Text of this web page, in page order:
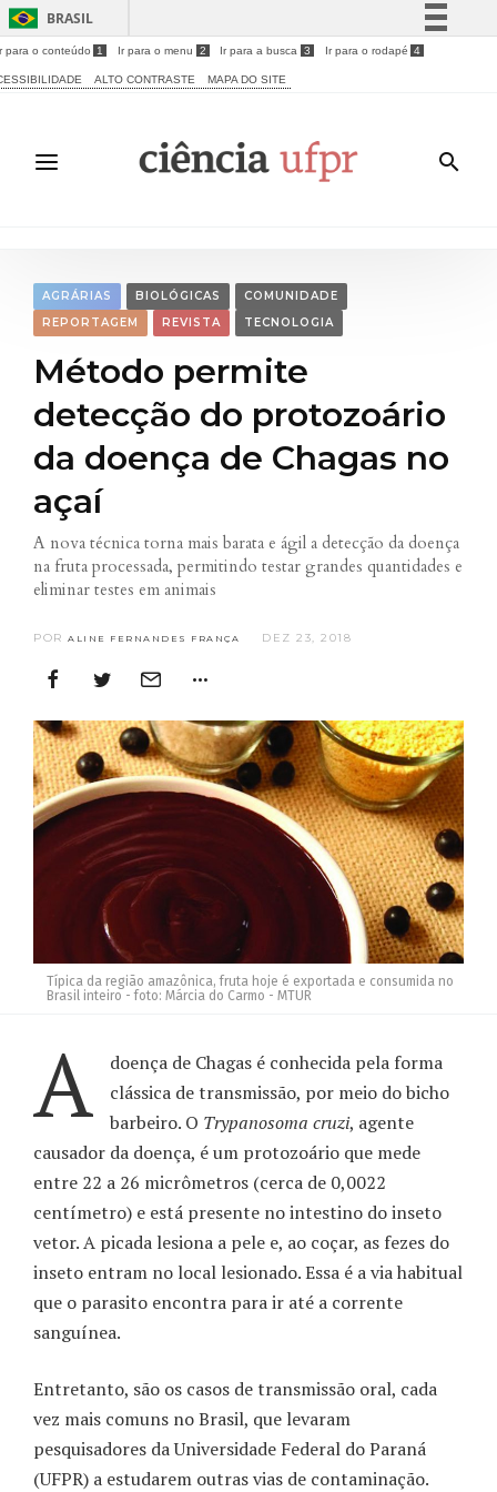
BRASIL
Simplifique!
Acesso à informação
Legislação
para o conteúdo 1 Ir para o menu 2 Ir para a busca 3 Ir para o rodapé 4
ALTO CONTRASTE MAPA DO SITE
AGRÁRIAS BIOLÓGICAS
COMUNIDADE
REPORTAGEM
REVISTA TECNOLOGIA
Método permite
detecção do protozoário
da doença de Chagas no
açaí
A nova técnica torna mais barata e ágil a detecção da doença
na fruta processada, permitindo testar grandes quantidades e
eliminar testes em animais
POR ALINE FERNANDES FRANÇA DEZ 23, 2018
Típica da região amazônica, fruta hoje é exportada e consumida no
Brasil inteiro - foto: Márcia do Carmo - MTUR
A
doença de Chagas é conhecida pela forma
clássica de transmissão, por meio do bicho
barbeiro. O Trypanosoma cruzi, agente
causador da doença, é um protozoário que mede
entre 22 a 26 micrômetros (cerca de 0,0022
centímetro) e está presente no intestino do inseto
vetor. A picada lesiona a pele e, ao coçar, as fezes do
inseto entram no local lesionado. Essa é a via habitual
que o parasito encontra para ir até a corrente
sanguínea.
Entretanto, são os casos de transmissão oral, cada
vez mais comuns no Brasil, que levaram
pesquisadores da Universidade Federal do Paraná
(UFPR) a estudarem outras vias de contaminação.